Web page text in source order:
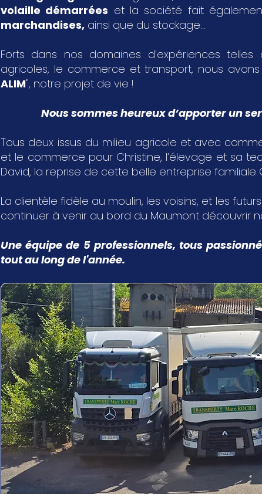
volaille démarrées et la société fait
marchandises, ainsi que du stockage...
Forts dans nos domaines d'expériences
agricoles, le commerce et transport, nous
ALIM", notre projet de vie !
Nous sommes heureux d’apporter un
Tous deux issus du milieu agricole et avec
et le commerce pour Christine, l’élevage et sa
David, la reprise de cette belle entreprise
La clientèle fidèle au moulin, les voisins, et les
continuer à venir au bord du Maumont découvrir
Une équipe de 5 professionnels, tous
tout au long de l'année.